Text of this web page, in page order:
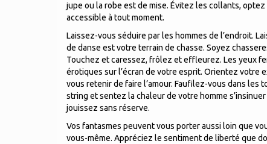
jupe ou la robe est de mise. Évitez les collants,
accessible à tout moment.
Laissez-vous séduire par les hommes de l’endroit.
de danse est votre terrain de chasse. Soyez
Touchez et caressez, frôlez et effleurez. Les yeux
érotiques sur l’écran de votre esprit. Orientez votre
vous retenir de faire l’amour. Faufilez-vous dans
string et sentez la chaleur de votre homme
jouissez sans réserve.
Vos fantasmes peuvent vous porter aussi loin que
vous-même. Appréciez le sentiment de liberté que